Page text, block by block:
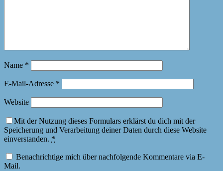
Name *
E-Mail-Adresse *
Website
Mit der Nutzung dieses Formulars erklärst du dich mit der
Speicherung und Verarbeitung deiner Daten durch diese Website
einverstanden. *
Benachrichtige mich über nachfolgende Kommentare via E-
Mail.